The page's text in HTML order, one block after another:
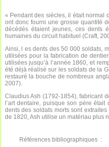
« Pendant des siècles, il était normal
ont donc fourni une grosse quantité
décédés étaient jeunes, ces dents
humaines du circuit habituel (Craft,
Ainsi, l es dents des 50 000 soldats,
utilisées pour la fabrication de
utilisées jusqu’à l’année 1860, et
été déjà réalisé sur les soldats de la
restauré la bouche de nombreux
2007).
Claudius Ash (1792-1854), fabricant
l’art dentaire, puisque son père
dents des soldats morts sont
de 1820, Ash utilise un matériau plus
Références bibliographiques :